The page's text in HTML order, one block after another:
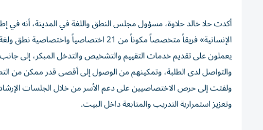
أكدت حلا خالد حلاوة، مسؤول مجلس النطق واللغة في المدينة، أنه في
الإنسانية» فريقاً متخصصاً مكوناً من 21
يعملون على تقديم خدمات التقييم والتشخيص والتدخل المبكر، إلى
والتواصل لدى الطلبة، وتمكينهم من الوصول إلى أقصى قدر ممكن من
ولفتت إلى حرص الاختصاصيين على دعم الأسر من خلال الجلسات
وتعزيز استمرارية التدريب والمتابعة داخل البيت.